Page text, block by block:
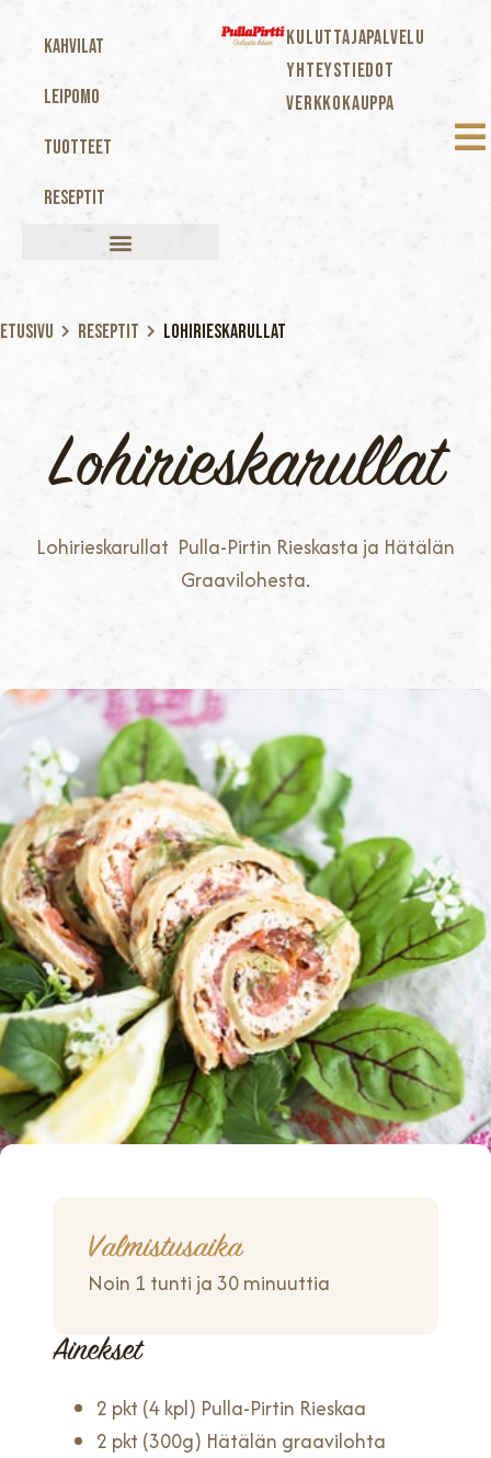
Kahvilat
Leipomo
Tuotteet
Reseptit
KULUTTAJAPALVELU
YHTEYSTIEDOT
VERKKOKAUPPA
Etusivu Reseptit Lohirieskarullat
Lohirieskarullat
Lohirieskarullat Pulla-Pirtin Rieskasta ja Hätälän
Graavilohesta.
Valmistusaika
Noin 1 tunti ja 30 minuuttia
Ainekset
2 pkt (4 kpl) Pulla-Pirtin Rieskaa
2 pkt (300g) Hätälän graavilohta